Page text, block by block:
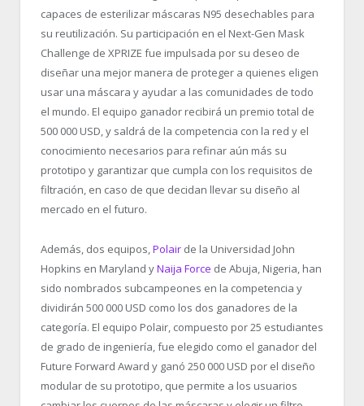
capaces de esterilizar máscaras N95 desechables para
su reutilización. Su participación en el Next-Gen Mask
Challenge de XPRIZE fue impulsada por su deseo de
diseñar una mejor manera de proteger a quienes eligen
usar una máscara y ayudar a las comunidades de todo
el mundo. El equipo ganador recibirá un premio total de
500 000 USD, y saldrá de la competencia con la red y el
conocimiento necesarios para refinar aún más su
prototipo y garantizar que cumpla con los requisitos de
filtración, en caso de que decidan llevar su diseño al
mercado en el futuro.
Además, dos equipos, Polair de la Universidad John
Hopkins en Maryland yNaija Force de Abuja, Nigeria, han
sido nombrados subcampeones en la competencia y
dividirán 500 000 USD como los dos ganadores de la
categoría. El equipo Polair, compuesto por 25 estudiantes
de grado de ingeniería, fue elegido como el ganador del
Future Forward Award y ganó 250 000 USD por el diseño
modular de su prototipo, que permite a los usuarios